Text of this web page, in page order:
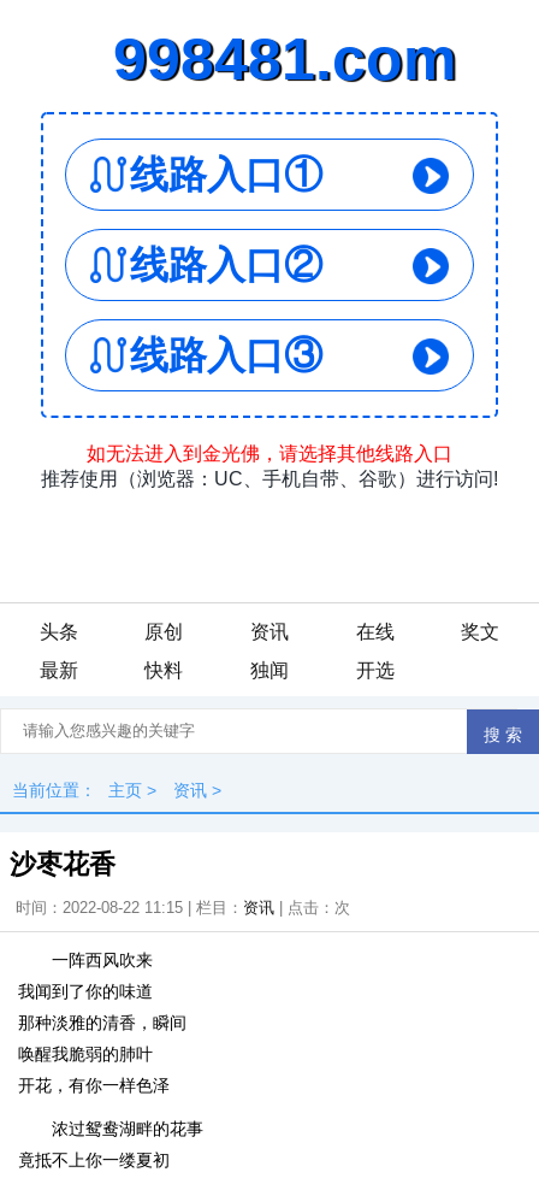
头条 原创 资讯 在线
奖文
最新
快料 独闻 开选
当前位置： 主页 > 资讯 >
沙枣花香
时间：2022-08-22 11:15 | 栏目： 资讯 | 点击： 次
一阵西风吹来
我闻到了你的味道
那种淡雅的清香，瞬间
唤醒我脆弱的肺叶
开花，有你一样色泽
浓过鸳鸯湖畔的花事
竟抵不上你一缕夏初